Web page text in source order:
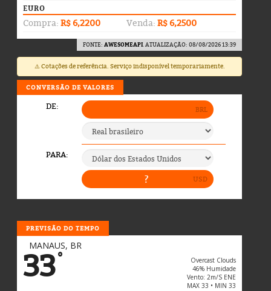
EURO
Compra: R$ 6,2200 Venda: R$ 6,2500
FONTE: AWESOMEAPI. ATUALIZAÇÃO: 08/08/2026 13:39
⚠️ Cotações de referência. Serviço indisponível temporariamente.
CONVERSÃO DE VALORES
PREVISÃO DO TEMPO
MANAUS, BR
33°
Overcast Clouds
46% Humidade
Vento: 2m/s ENE
MAX 33 • MIN 33